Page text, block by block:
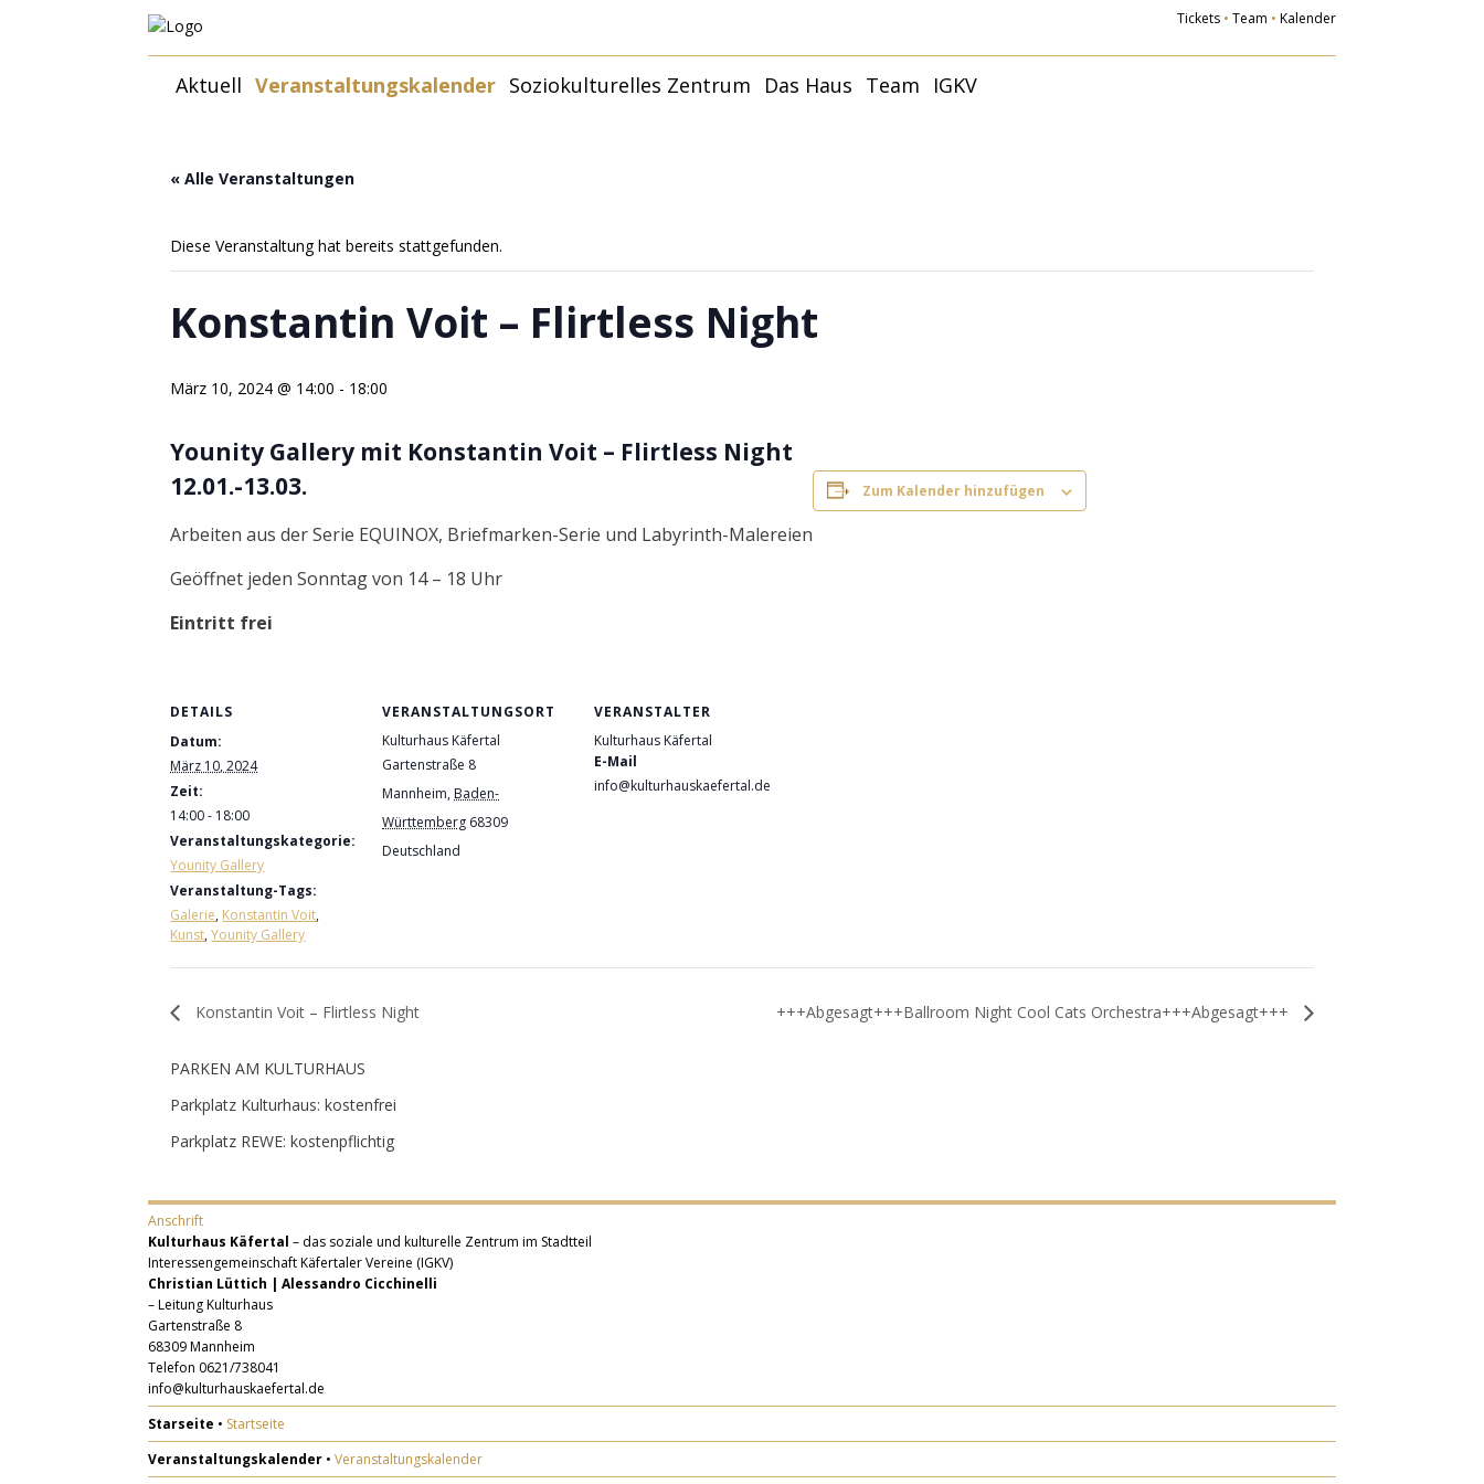
Tickets• Team • Kalender
Zum
Inhalt
Aktuell Veranstaltungskalender Soziokulturelles Zentrum Das Haus Team IGKV
« Alle Veranstaltungen
Diese Veranstaltung hat bereits stattgefunden.
Konstantin Voit – Flirtless Night
März 10, 2024 @ 14:00 - 18:00
Younity Gallery mit Konstantin Voit – Flirtless Night
12.01.-13.03.
Arbeiten aus der Serie EQUINOX, Briefmarken-Serie und Labyrinth-Malereien
Geöffnet jeden Sonntag von 14 – 18 Uhr
Eintritt frei
Zum Kalender hinzufügen
DETAILS
Datum:
März 10, 2024
Zeit:
14:00 - 18:00
Veranstaltungskategorie:
Younity Gallery
Veranstaltung-Tags:
Galerie, Konstantin Voit,
Kunst,Younity Gallery
VERANSTALTUNGSORT
Kulturhaus Käfertal
Gartenstraße 8
Mannheim, Baden-
Württemberg 68309
Deutschland
VERANSTALTER
Kulturhaus Käfertal
E-Mail
info@kulturhauskaefertal.de
Konstantin Voit – Flirtless Night +++Abgesagt+++Ballroom Night Cool Cats Orchestra+++Abgesagt+++
PARKEN AM KULTURHAUS
Parkplatz Kulturhaus: kostenfrei
Parkplatz REWE: kostenpflichtig
Anschrift
Kulturhaus Käfertal – das soziale und kulturelle Zentrum im Stadtteil
Interessengemeinschaft Käfertaler Vereine (IGKV)
Christian Lüttich | Alessandro Cicchinelli
– Leitung Kulturhaus
Gartenstraße 8
68309 Mannheim
Telefon 0621/738041
info@kulturhauskaefertal.de
Starseite • Startseite
Veranstaltungskalender •Veranstaltungskalender